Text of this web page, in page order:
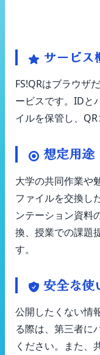
サービス
FS!QRはブラウザ
ービスです。IDと
イルを保管し、QR
想定用途
大学の共同作業や
ファイルを交換し
ンテーション資料
換、授業での課題
す。
安全な使
公開したくない情
る際は、第三者に
ください。また、